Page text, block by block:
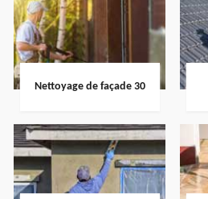
Nettoyage de façade 30